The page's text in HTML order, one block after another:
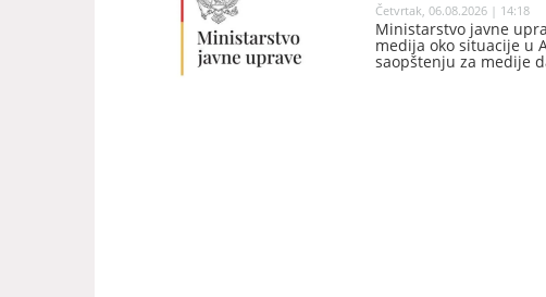
Četvrtak, 06.08.2026 | 14:18
Ministarstvo javne
medija oko situacije u
saopštenju za medije
predsjednika Savjeta
vršenje dužnosti